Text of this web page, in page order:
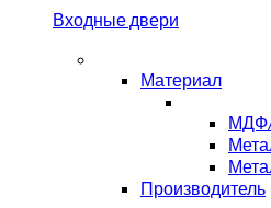
Входные двери
Материал
Производитель